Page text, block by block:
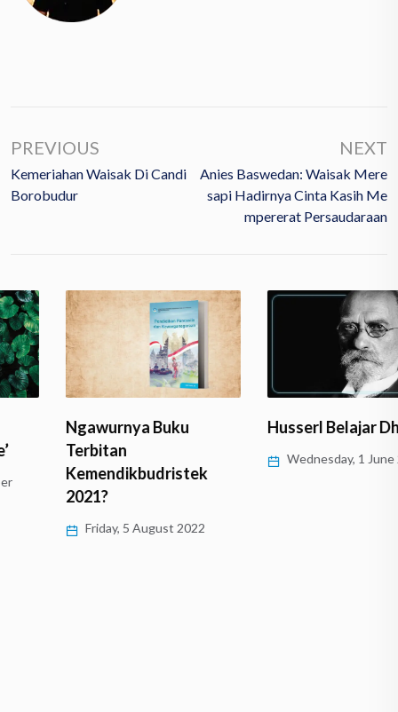
PREVIOUS
Kemeriahan Waisak Di Candi
Borobudur
NEXT
Anies Baswedan: Waisak Mere
Sapi Hadirnya Cinta Kasih Me
Mpererat Persaudaraan
Ngawurnya Buku
Terbitan
Kemendikbudristek
Friday, 5 August 2022
Husserl Belajar Dhamma
Wednesday, 1 June 2022